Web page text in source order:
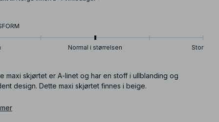
Normal i størrelsen Stor
maxi skjørtet er A-linet og har en stoff i ullblanding og
design. Dette maxi skjørtet finnes i beige.